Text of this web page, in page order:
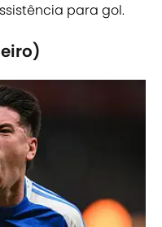
para gol.